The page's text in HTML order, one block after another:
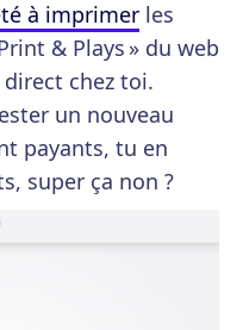
à imprimer les
& Plays » du web
chez toi.
un nouveau
payants, tu en
super ça non ?